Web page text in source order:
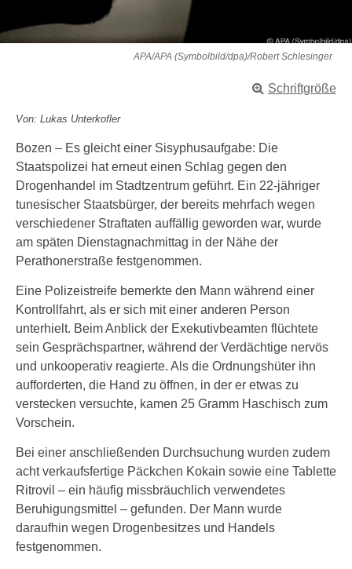
APA/APA (Symbolbild/dpa)/Robert Schlesinger
Schriftgröße
Von: Lukas Unterkofler
Bozen – Es gleicht einer Sisyphusaufgabe: Die
Staatspolizei hat erneut einen Schlag gegen den
Drogenhandel im Stadtzentrum geführt. Ein 22-jähriger
tunesischer Staatsbürger, der bereits mehrfach wegen
verschiedener Straftaten auffällig geworden war, wurde
am späten Dienstagnachmittag in der Nähe der
Perathonerstraße festgenommen.
Eine Polizeistreife bemerkte den Mann während einer
Kontrollfahrt, als er sich mit einer anderen Person
unterhielt. Beim Anblick der Exekutivbeamten flüchtete
sein Gesprächspartner, während der Verdächtige nervös
und unkooperativ reagierte. Als die Ordnungshüter ihn
aufforderten, die Hand zu öffnen, in der er etwas zu
verstecken versuchte, kamen 25 Gramm Haschisch zum
Vorschein.
Bei einer anschließenden Durchsuchung wurden zudem
acht verkaufsfertige Päckchen Kokain sowie eine Tablette
Ritrovil – ein häufig missbräuchlich verwendetes
Beruhigungsmittel – gefunden. Der Mann wurde
daraufhin wegen Drogenbesitzes und Handels
festgenommen.